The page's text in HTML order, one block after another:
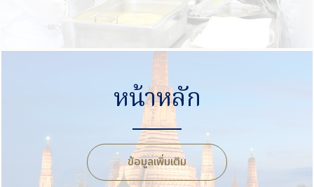
หน้าหลัก
ข้อมูลเพิ่มเติม